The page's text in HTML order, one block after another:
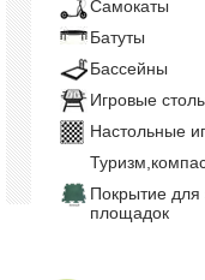
Самокаты
Батуты
Бассейны
Игровые
Настольные
Покрытие для
площадок